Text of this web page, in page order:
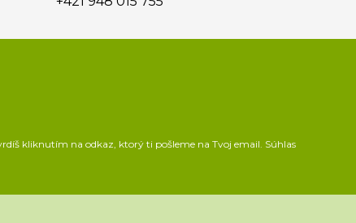
kliknutím na odkaz, ktorý ti pošleme na Tvoj email. Súhlas